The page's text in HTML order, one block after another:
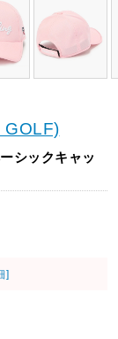
GOLF)
シックキャッ
]